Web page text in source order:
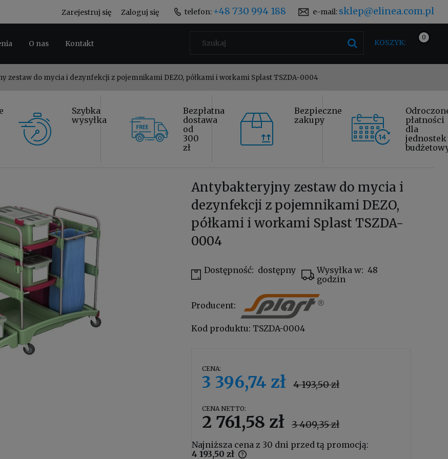
telefon: +48 730 994 188 e-mail: sklep@elinea.com.pl
Zarejestruj się Zaloguj się
O nas Kontakt KOSZYK:
zestaw do mycia i dezynfekcji z pojemnikami DEZO, półkami i workami Splast TSZDA-0004
Szybka
wysyłka
Bezpłatna
dostawa
od
300
zł
Bezpieczne
zakupy
płatności
dla
jednostek
Antybakteryjny zestaw do mycia i
dezynfekcji z pojemnikami DEZO,
półkami i workami Splast TSZDA-
0004
Dostępność: dostępny Wysyłka w: 48
godzin
Producent:
Kod produktu: TSZDA-0004
CENA:
3 396,74 zł 4 193,50 zł
CENA NETTO:
2 761,58 zł 3 409,35 zł
Najniższa cena z 30 dni przed tą promocją:
4 193,50 zł